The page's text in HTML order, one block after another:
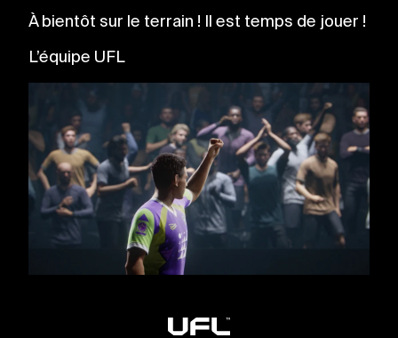
À bientôt sur le terrain ! Il est temps de jouer !
L’équipe UFL